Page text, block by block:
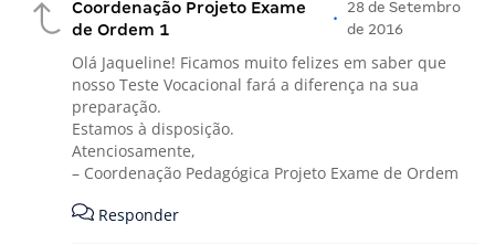
Coordenação Projeto Exame
de Ordem 1
•
28 de Setembro
de 2016
Olá Jaqueline! Ficamos muito felizes em saber que
nosso Teste Vocacional fará a diferença na sua
preparação.
Estamos à disposição.
Atenciosamente,
– Coordenação Pedagógica Projeto Exame de Ordem
Responder